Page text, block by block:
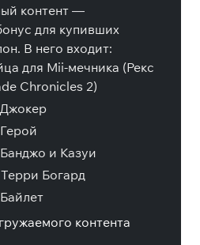
контент —
для купивших
В него входит:
для Mii-мечника (Рекс
Chronicles 2)
и Казуи
Богард
контента